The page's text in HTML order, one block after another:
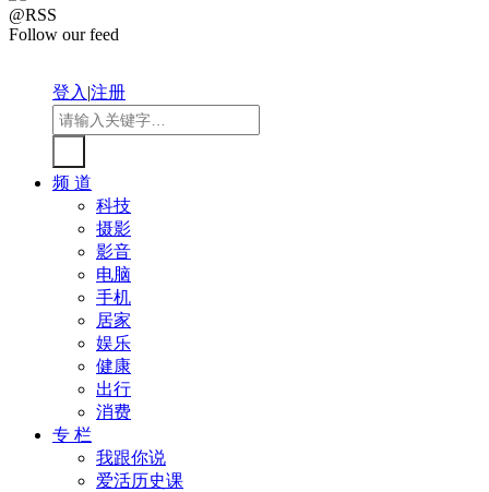
@RSS
Follow our feed
登入|注册
频 道
科技
摄影
影音
电脑
手机
居家
娱乐
健康
出行
消费
专 栏
我跟你说
爱活历史课